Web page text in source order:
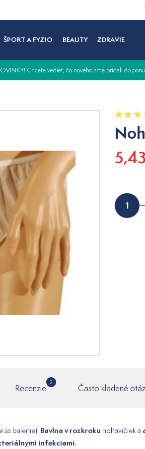
ŠPORT A FYZIO BEAUTY ZDRAVIE
Chcete vedieť, čo nového sme pridali do
Recenzie
2
Často kladené
za balenie). Bavlna v rozkroku nohavičiek a
infekciami.